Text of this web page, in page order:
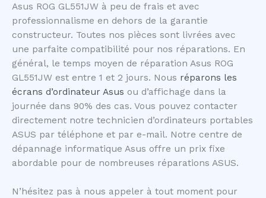
Asus ROG GL551JW à peu de frais et avec
professionnalisme en dehors de la garantie
constructeur. Toutes nos pièces sont livrées avec
une parfaite compatibilité pour nos réparations. En
général, le temps moyen de réparation Asus ROG
GL551JW est entre 1 et 2 jours. Nous réparons les
écrans d’ordinateur Asus ou d’affichage dans la
journée dans 90% des cas. Vous pouvez contacter
directement notre technicien d’ordinateurs portables
ASUS par téléphone et par e-mail. Notre centre de
dépannage informatique Asus offre un prix fixe
abordable pour de nombreuses réparations ASUS.
N’hésitez pas à nous appeler à tout moment pour